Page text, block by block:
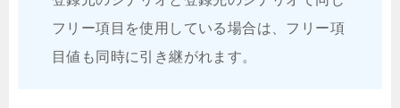
フリー項目を使用している場合は、フリー項
目値も同時に引き継がれます。